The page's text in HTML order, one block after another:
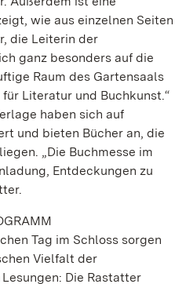
wie aus einzelnen Seiten
die Leiterin der
ganz besonders auf die
Raum des Gartensaals
Literatur und Buchkunst.“
haben sich auf
und bieten Bücher an, die
„Die Buchmesse im
Entdeckungen zu
Tag im Schloss sorgen
Vielfalt der
Die Rastatter